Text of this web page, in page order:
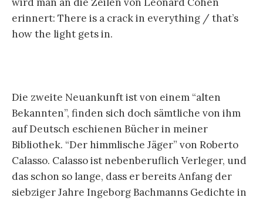
erinnert: There is a crack in everything / that’s
how the light gets in.
Die zweite Neuankunft ist von einem “alten
Bekannten”, finden sich doch sämtliche von ihm
auf Deutsch eschienen Bücher in meiner
Bibliothek. “Der himmlische Jäger” von Roberto
Calasso. Calasso ist nebenberuflich Verleger, und
das schon so lange, dass er bereits Anfang der
siebziger Jahre Ingeborg Bachmanns Gedichte in